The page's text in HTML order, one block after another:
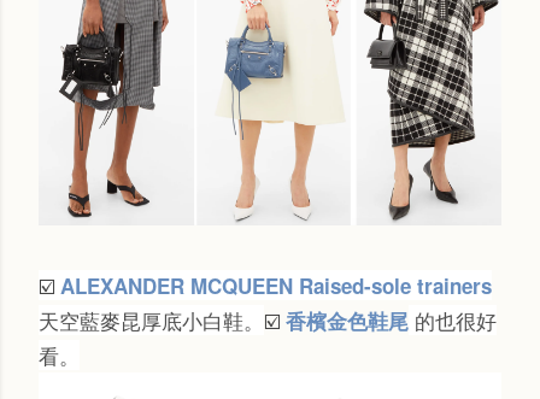
☑️ ALEXANDER MCQUEEN Raised-sole trainers
天空藍麥昆厚底小白鞋。 ☑️ 香檳金色鞋尾 的也很好
看。